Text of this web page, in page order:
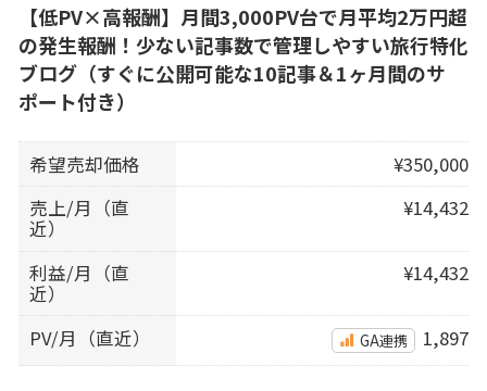
【低PV×高報酬】月間3,000PV台で月平均2万円超
の発生報酬！少ない記事数で管理しやすい旅行特化
ブログ（すぐに公開可能な10記事＆1ヶ月間のサ
ポート付き）
希望売却価格
¥350,000
売上/月（直
近）
¥14,432
利益/月（直
近）
¥14,432
PV/月（直近） GA連携 1,897